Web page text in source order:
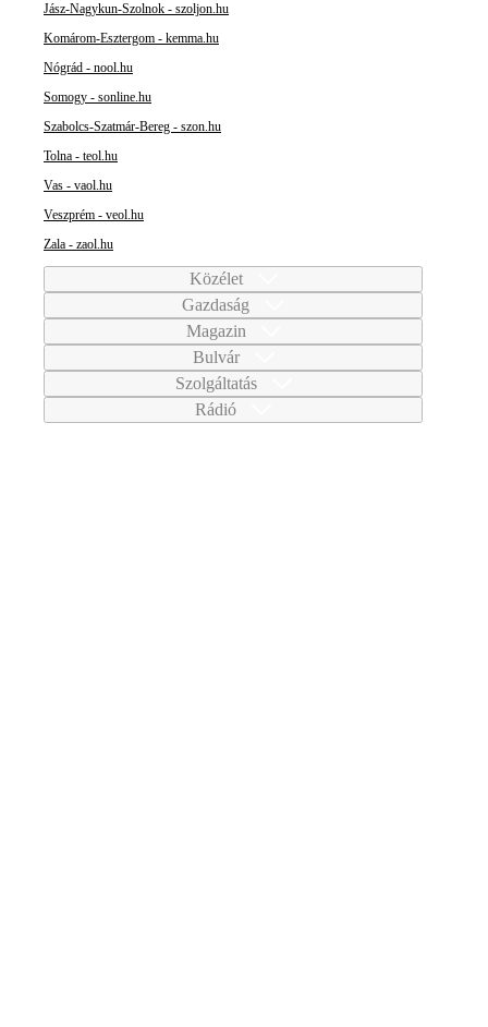
Jász-Nagykun-Szolnok - szoljon.hu
Komárom-Esztergom - kemma.hu
Nógrád - nool.hu
Somogy - sonline.hu
Szabolcs-Szatmár-Bereg - szon.hu
Tolna - teol.hu
Vas - vaol.hu
Veszprém - veol.hu
Zala - zaol.hu
Közélet
Gazdaság
Magazin
Bulvár
Szolgáltatás
Rádió